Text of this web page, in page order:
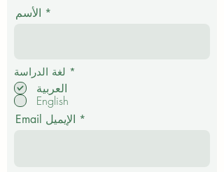
الأسم
لغة الدراسة *
م
العربية
English
Email الإيميل